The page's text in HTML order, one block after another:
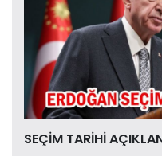
SEÇİM TARİHİ